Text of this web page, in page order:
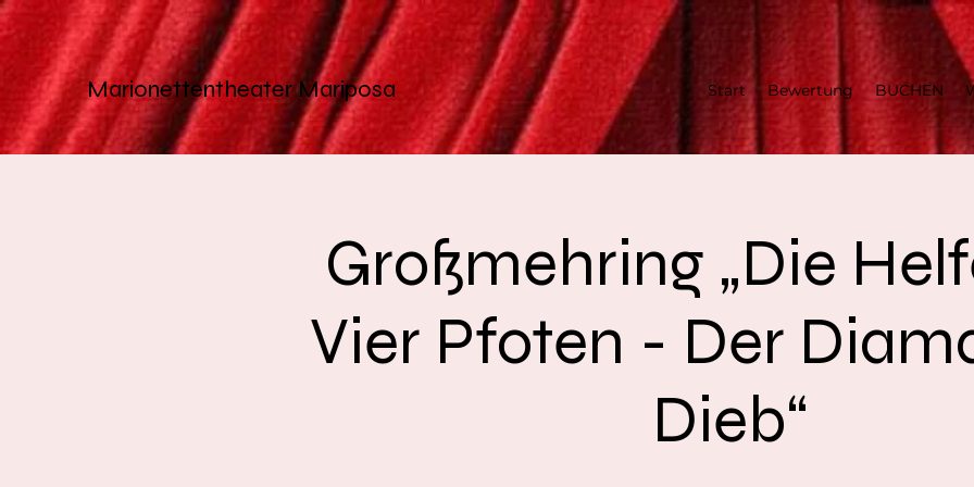
MarionettentheaterMariposa Start Bewertung BUCHEN
Großmehring „Die
Vier Pfoten - Der
Dieb“